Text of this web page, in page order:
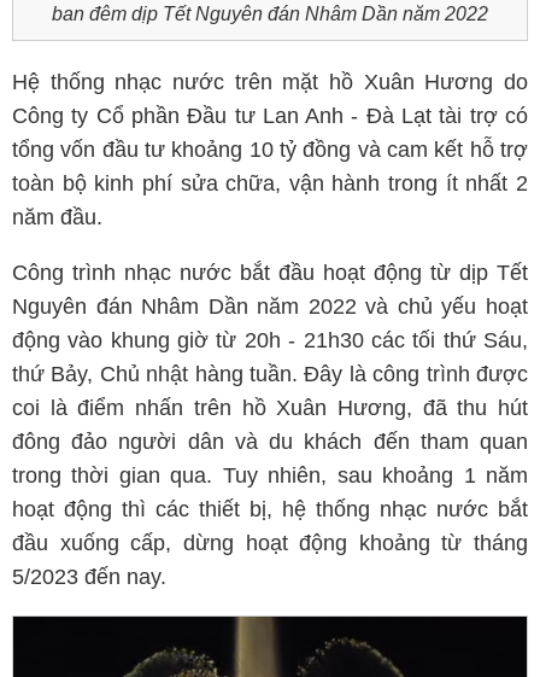
ban đêm dịp Tết Nguyên đán Nhâm Dần năm 2022
Hệ thống nhạc nước trên mặt hồ Xuân Hương do
Công ty Cổ phần Đầu tư Lan Anh - Đà Lạt tài trợ có
tổng vốn đầu tư khoảng 10 tỷ đồng và cam kết hỗ trợ
toàn bộ kinh phí sửa chữa, vận hành trong ít nhất 2
năm đầu.
Công trình nhạc nước bắt đầu hoạt động từ dịp Tết
Nguyên đán Nhâm Dần năm 2022 và chủ yếu hoạt
động vào khung giờ từ 20h - 21h30 các tối thứ Sáu,
thứ Bảy, Chủ nhật hàng tuần. Đây là công trình được
coi là điểm nhấn trên hồ Xuân Hương, đã thu hút
đông đảo người dân và du khách đến tham quan
trong thời gian qua. Tuy nhiên, sau khoảng 1 năm
hoạt động thì các thiết bị, hệ thống nhạc nước bắt
đầu xuống cấp, dừng hoạt động khoảng từ tháng
5/2023 đến nay.